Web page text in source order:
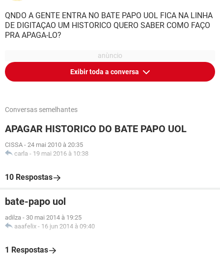
QNDO A GENTE ENTRA NO BATE PAPO UOL FICA NA LINHA
DE DIGITAÇAO UM HISTORICO QUERO SABER COMO FAÇO
PRA APAGA-LO?
Exibir toda a conversa
Conversas semelhantes
APAGAR HISTORICO DO BATE PAPO UOL
CISSA - 24 mai 2010 à 20:35
carla - 19 mai 2016 à 10:38
10 Respostas
bate-papo uol
adilza - 30 mai 2014 à 19:25
aaafelix - 16 jun 2014 à 09:40
1 Respostas